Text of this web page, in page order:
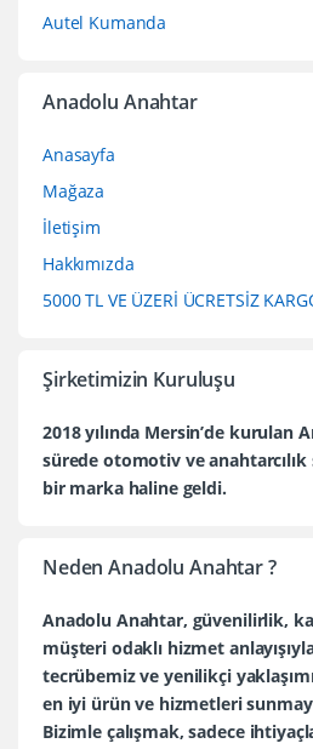
Autel Kumanda
Anadolu Anahtar
Anasayfa
Mağaza
İletişim
Hakkımızda
5000 TL VE ÜZERİ ÜCRETSİZ
Şirketimizin Kuruluşu
2018 yılında Mersin’de kurulan
sürede otomotiv ve
bir marka haline geldi.
Neden Anadolu Anahtar ?
Anadolu Anahtar, güvenilirlik,
müşteri odaklı hizmet
tecrübemiz ve yenilikçi
en iyi ürün ve hizmetleri
Bizimle çalışmak, sadece